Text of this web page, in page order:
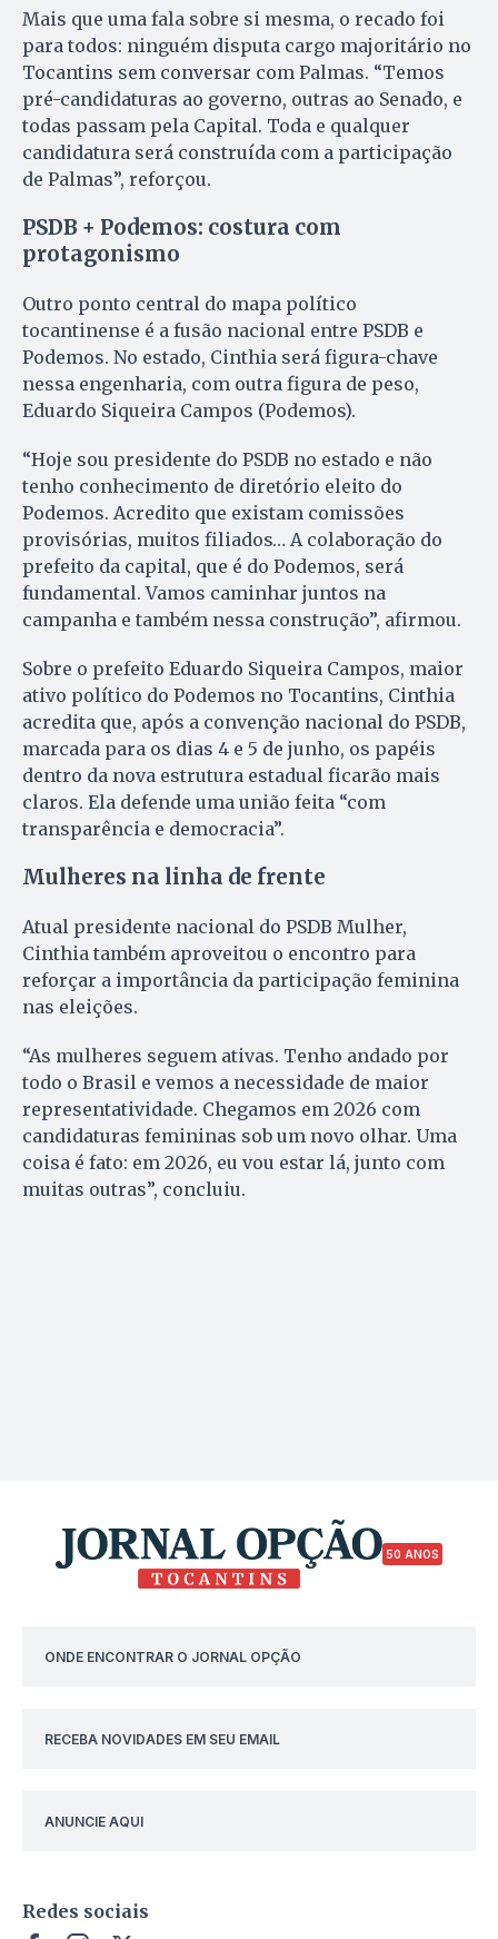
Mais que uma fala sobre si mesma, o recado foi
para todos: ninguém disputa cargo majoritário no
Tocantins sem conversar com Palmas. “Temos
pré-candidaturas ao governo, outras ao Senado, e
todas passam pela Capital. Toda e qualquer
candidatura será construída com a participação
de Palmas”, reforçou.
PSDB + Podemos: costura com
protagonismo
Outro ponto central do mapa político
tocantinense é a fusão nacional entre PSDB e
Podemos. No estado, Cinthia será figura-chave
nessa engenharia, com outra figura de peso,
Eduardo Siqueira Campos (Podemos).
“Hoje sou presidente do PSDB no estado e não
tenho conhecimento de diretório eleito do
Podemos. Acredito que existam comissões
provisórias, muitos filiados… A colaboração do
prefeito da capital, que é do Podemos, será
fundamental. Vamos caminhar juntos na
campanha e também nessa construção”, afirmou.
Sobre o prefeito Eduardo Siqueira Campos, maior
ativo político do Podemos no Tocantins, Cinthia
acredita que, após a convenção nacional do PSDB,
marcada para os dias 4 e 5 de junho, os papéis
dentro da nova estrutura estadual ficarão mais
claros. Ela defende uma união feita “com
transparência e democracia”.
Mulheres na linha de frente
Atual presidente nacional do PSDB Mulher,
Cinthia também aproveitou o encontro para
reforçar a importância da participação feminina
nas eleições.
“As mulheres seguem ativas. Tenho andado por
todo o Brasil e vemos a necessidade de maior
representatividade. Chegamos em 2026 com
candidaturas femininas sob um novo olhar. Uma
coisa é fato: em 2026, eu vou estar lá, junto com
muitas outras”, concluiu.
50 ANOS
ONDE ENCONTRAR O JORNAL OPÇÃO
RECEBA NOVIDADES EM SEU EMAIL
ANUNCIE AQUI
Redes sociais